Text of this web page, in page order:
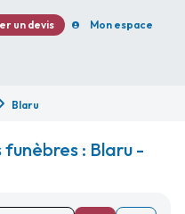
un devis Mon espace
Blaru
: Blaru -